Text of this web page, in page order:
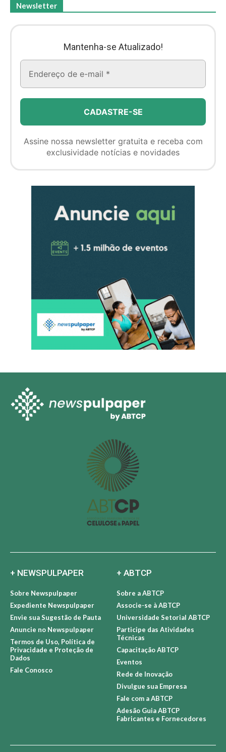
Newsletter
Mantenha-se Atualizado!
Assine nossa newsletter gratuita e receba com
exclusividade notícias e novidades
+ NEWSPULPAPER
Sobre Newspulpaper
Expediente Newspulpaper
Envie sua Sugestão de Pauta
Anuncie no Newspulpaper
Termos de Uso, Política de
Privacidade e Proteção de
Dados
Fale Conosco
+ ABTCP
Sobre a ABTCP
Associe-se à ABTCP
Universidade Setorial ABTCP
Participe das Atividades
Técnicas
Capacitação ABTCP
Eventos
Rede de Inovação
Divulgue sua Empresa
Fale com a ABTCP
Adesão Guia ABTCP
Fabricantes e Fornecedores